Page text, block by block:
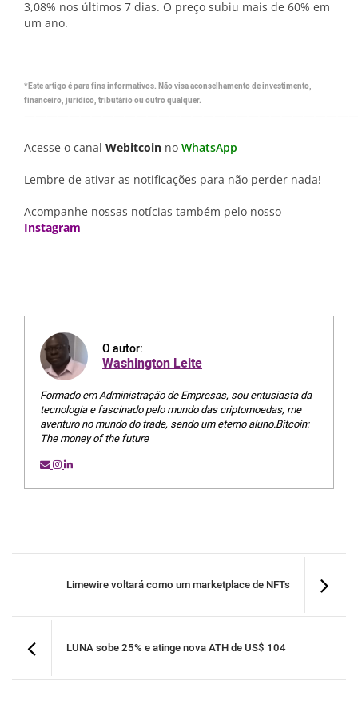
3,08% nos últimos 7 dias. O preço subiu mais de 60% em
um ano.
*Este artigo é para fins informativos. Não visa aconselhamento de investimento,
financeiro, jurídico, tributário ou outro qualquer.
Acesse o canal Webitcoin no WhatsApp
Lembre de ativar as notificações para não perder nada!
Acompanhe nossas notícias também pelo nosso
Instagram
O autor:
Washington Leite
Formado em Administração de Empresas, sou entusiasta da
tecnologia e fascinado pelo mundo das criptomoedas, me
aventuro no mundo do trade, sendo um eterno aluno.Bitcoin:
The money of the future
Limewire voltará como um marketplace de NFTs
LUNA sobe 25% e atinge nova ATH de US$ 104